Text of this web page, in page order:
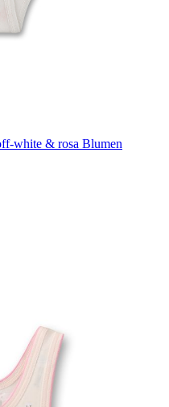
white & rosa Blumen